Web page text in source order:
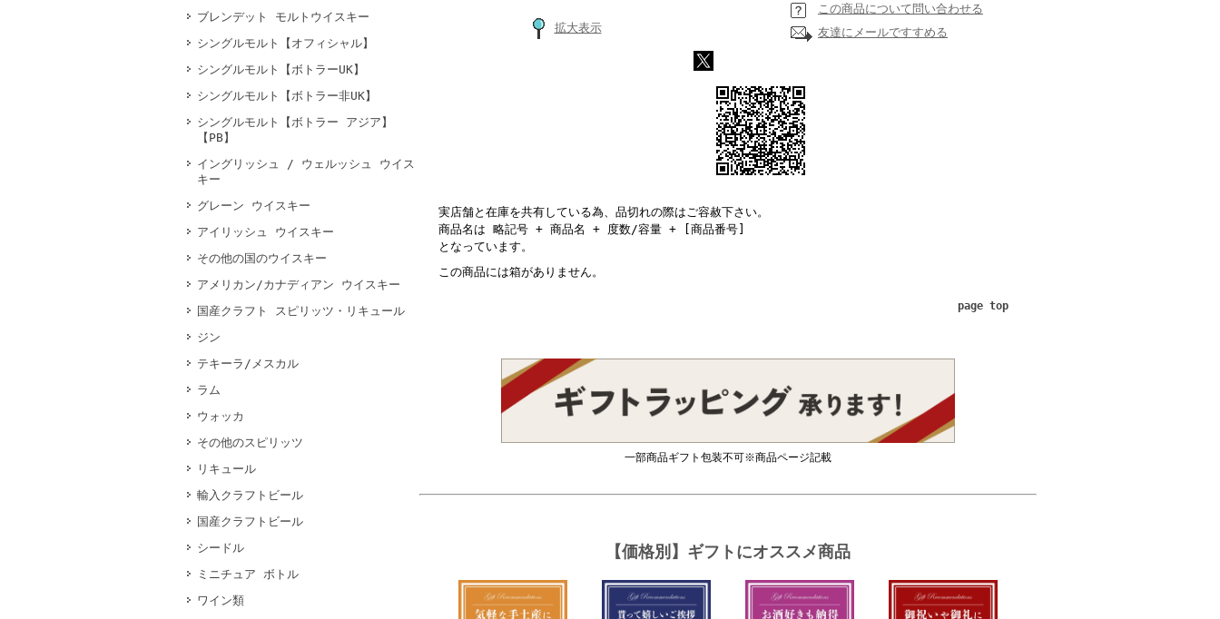
ブレンデット モルトウイスキー
シングルモルト【オフィシャル】
シングルモルト【ボトラーUK】
シングルモルト【ボトラー非UK】
シングルモルト【ボトラー アジア】
【PB】
イングリッシュ / ウェルッシュ ウイス
キー
グレーン ウイスキー
アイリッシュ ウイスキー
その他の国のウイスキー
アメリカン/カナディアン ウイスキー
国産クラフト スピリッツ・リキュール
ジン
テキーラ/メスカル
ラム
ウォッカ
その他のスピリッツ
リキュール
輸入クラフトビール
国産クラフトビール
シードル
ミニチュア ボトル
ワイン類
拡大表示
この商品について問い合わせる
友達にメールですすめる
実店舗と在庫を共有している為、品切れの際はご容赦下さい。
商品名は 略記号 + 商品名 + 度数/容量 + [商品番号]
となっています。
この商品には箱がありません。
page top
一部商品ギフト包装不可※商品ページ記載